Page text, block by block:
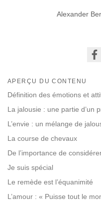
Alexander
APERÇU DU CONTENU
Définition des émotions et
La jalousie : une partie d’un
L’envie : un mélange de
La course de chevaux
De l’importance de
Je suis spécial
Le remède est l’équanimité
L’amour : « Puisse tout le